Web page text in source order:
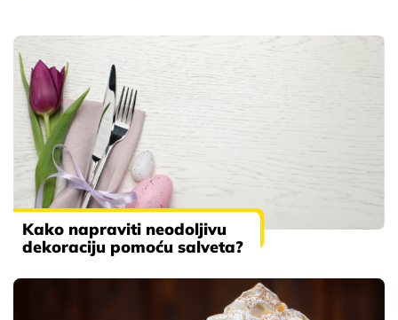
Kako napraviti neodoljivu
dekoraciju pomoću salveta?